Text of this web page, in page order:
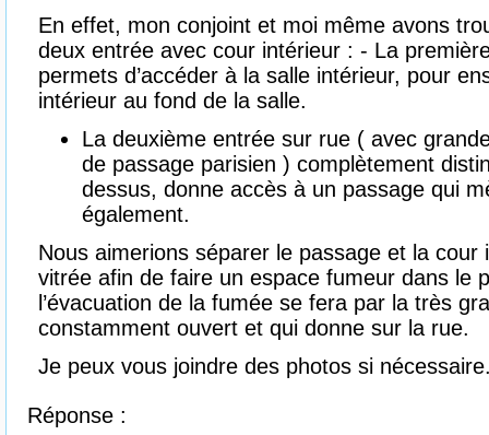
En effet, mon conjoint et moi même avons
deux entrée avec cour intérieur : - La
permets d’accéder à la salle intérieur, pour
intérieur au fond de la salle.
La deuxième entrée sur rue ( avec
de passage parisien ) complètement
dessus, donne accès à un passage qui
également.
Nous aimerions séparer le passage et la
vitrée afin de faire un espace fumeur dans le
l’évacuation de la fumée se fera par la très
constamment ouvert et qui donne sur la rue.
Je peux vous joindre des photos si
Réponse :